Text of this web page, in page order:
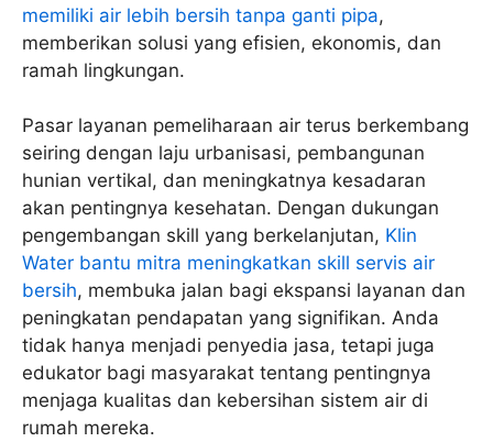
memiliki air lebih bersih tanpa ganti pipa,
memberikan solusi yang efisien, ekonomis, dan
ramah lingkungan.
Pasar layanan pemeliharaan air terus berkembang
seiring dengan laju urbanisasi, pembangunan
hunian vertikal, dan meningkatnya kesadaran
akan pentingnya kesehatan. Dengan dukungan
pengembangan skill yang berkelanjutan, Klin
Water bantu mitra meningkatkan skill servis air
bersih, membuka jalan bagi ekspansi layanan dan
peningkatan pendapatan yang signifikan. Anda
tidak hanya menjadi penyedia jasa, tetapi juga
edukator bagi masyarakat tentang pentingnya
menjaga kualitas dan kebersihan sistem air di
rumah mereka.